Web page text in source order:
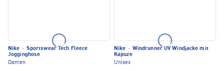
Nike · Sportswear Tech Fleece
Jogginghose
Damen
Nike · Windrunner UV Windjacke mit
Kapuze
Unisex